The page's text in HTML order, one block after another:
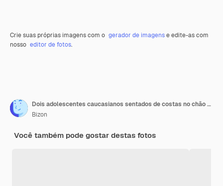
Crie suas próprias imagens com o gerador de imagense edite-as com
nosso editor de fotos.
Dois adolescentes caucasianos sentados de costas no chão e aprendendo de livros com um sorriso
Bizon
Você também pode gostar destas fotos